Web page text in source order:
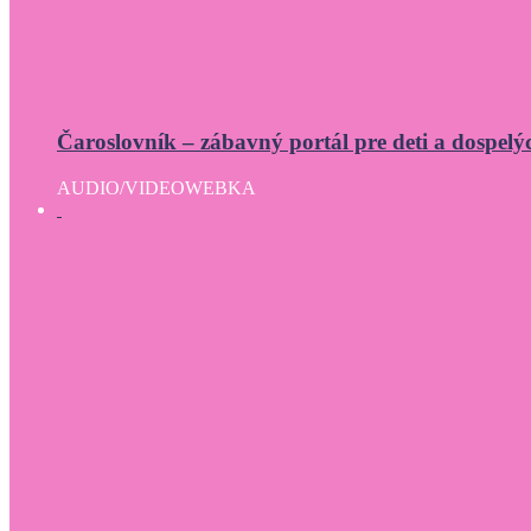
Čaroslovník – zábavný portál pre deti a
AUDIO/VIDEOWEBKA